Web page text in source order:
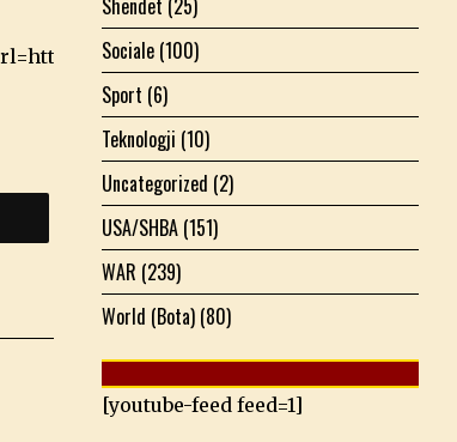
Sociale (100)
Sport (6)
Teknologji (10)
Uncategorized (2)
USA/SHBA (151)
WAR (239)
World (Bota) (80)
[youtube-feed feed=1]